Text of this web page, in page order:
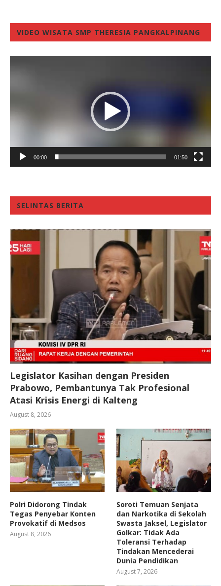
VIDEO WISATA SMP THERESIA PANGKALPINANG
00:00 01:50
SELINTAS BERITA
Legislator Kasihan dengan Presiden
Prabowo, Pembantunya Tak Profesional
Atasi Krisis Energi di Kalteng
August 8, 2026
Polri Didorong Tindak
Tegas Penyebar Konten
Provokatif di Medsos
August 8, 2026
Soroti Temuan Senjata
dan Narkotika di Sekolah
Swasta Jaksel, Legislator
Golkar: Tidak Ada
Toleransi Terhadap
Tindakan Mencederai
Dunia Pendidikan
August 7, 2026